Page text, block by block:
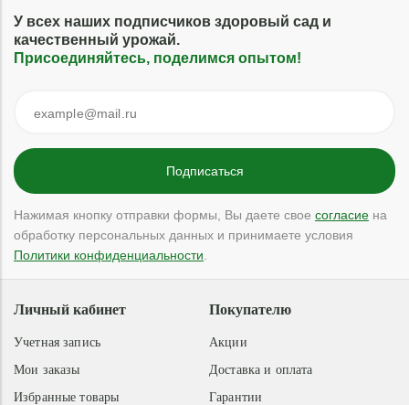
У всех наших подписчиков здоровый сад и
качественный урожай.
Присоединяйтесь, поделимся опытом!
Нажимая кнопку отправки формы, Вы даете свое согласие на
обработку персональных данных и принимаете условия
Политики конфиденциальности
Покупателю
Акции
Доставка и оплата
Гарантии
Личный кабинет
Учетная запись
Мои заказы
Избранные товары